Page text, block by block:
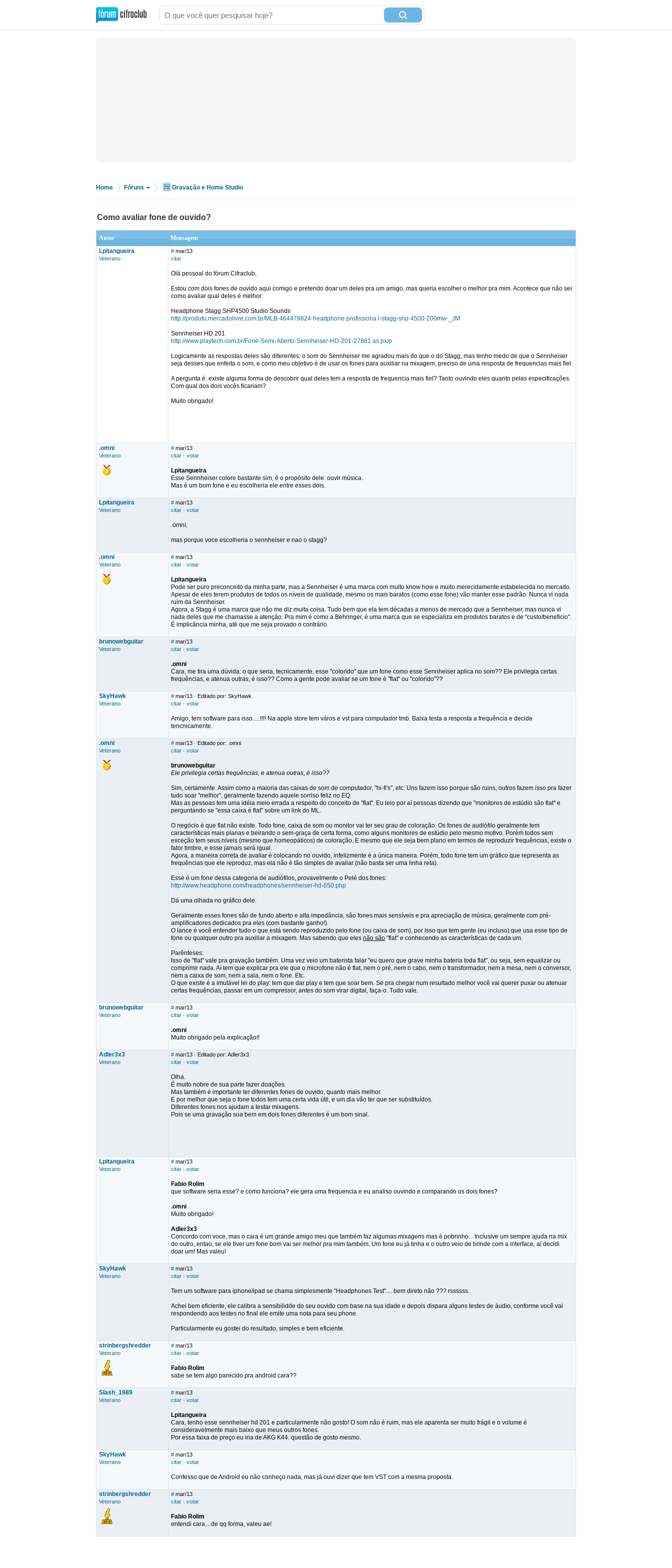
Home Fóruns Gravação e Home Studio
Como avaliar fone de ouvido?
Autor
Mensagem
Lpitangueira
Veterano
# mar/13
citar
Olá pessoal do fórum Cifraclub,
Estou com dois fones de ouvido aqui comigo e pretendo doar um deles pra um amigo, mas queria escolher o melhor pra mim. Acontece que não sei
como avaliar qual deles é melhor:
Headphone Stagg SHP4500 Studio Sounds
http://produto.mercadolivre.com.br/MLB-464478824-headphone-profissiona l-stagg-shp-4500-200mw-_JM
Sennheiser HD 201
http://www.playtech.com.br/Fone-Semi-Aberto-Sennheiser-HD-201-27861.as px/p
Logicamente as respostas deles são diferentes: o som do Sennheiser me agradou mais do que o do Stagg, mas tenho medo de que o Sennheiser
seja desses que enfeita o som, e como meu objetivo é de usar os fones para auxiliar na mixagem, preciso de uma resposta de frequencias mais fiel.
A pergunta é: existe alguma forma de descobrir qual deles tem a resposta de frequencia mais fiel? Tanto ouvindo eles quanto pelas especificações.
Com qual dos dois vocês ficariam?
Muito obrigado!
.omni
Veterano
# mar/13
citar · votar
Lpitangueira
Esse Sennheiser colore bastante sim, é o propósito dele: ouvir música.
Mas é um bom fone e eu escolheria ele entre esses dois.
Lpitangueira
Veterano
# mar/13
citar · votar
.omni,
mas porque voce escolheria o sennheiser e nao o stagg?
.omni
Veterano
# mar/13
citar · votar
Lpitangueira
Pode ser puro preconceito da minha parte, mas a Sennheiser é uma marca com muito know how e muito merecidamente estabelecida no mercado.
Apesar de eles terem produtos de todos os níveis de qualidade, mesmo os mais baratos (como esse fone) vão manter esse padrão. Nunca vi nada
ruim da Sennheiser.
Agora, a Stagg é uma marca que não me diz muita coisa. Tudo bem que ela tem décadas a menos de mercado que a Sennheiser, mas nunca vi
nada deles que me chamasse a atenção. Pra mim é como a Behringer, é uma marca que se especializa em produtos baratos e de "custo/beneficio".
É implicância minha, até que me seja provado o contrário.
brunowebguitar
Veterano
# mar/13
citar · votar
.omni
Cara, me tira uma dúvida: o que seria, tecnicamente, esse "colorido" que um fone como esse Sennheiser aplica no som?? Ele privilegia certas
frequências, e atenua outras, é isso?? Como a gente pode avaliar se um fone é "flat" ou "colorido"??
SkyHawk
Veterano
# mar/13 · Editado por: SkyHawk
citar · votar
Amigo, tem software para isso.....!!!! Na apple store tem város e vst para computador tmb. Baixa testa a resposta a frequência e decide
tencnicamente.
.omni
Veterano
# mar/13 · Editado por: .omni
citar · votar
brunowebguitar
Ele privilegia certas frequências, e atenua outras, é isso??
Sim, certamente. Assim como a maioria das caixas de som de computador, "hi-fi's", etc. Uns fazem isso porque são ruins, outros fazem isso pra fazer
tudo soar "melhor", geralmente fazendo aquele sorriso feliz no EQ.
Mas as pessoas tem uma idéia meio errada a respeito do conceito de "flat". Eu leio por aí pessoas dizendo que "monitores de estúdio são flat" e
perguntando se "essa caixa é flat" sobre um link do ML.
O negócio é que flat não existe. Todo fone, caixa de som ou monitor vai ter seu grau de coloração. Os fones de audiófilo geralmente tem
características mais planas e beirando o sem-graça de certa forma, como alguns monitores de estúdio pelo mesmo motivo. Porém todos sem
exceção tem seus níveis (mesmo que homeopáticos) de coloração. E mesmo que ele seja bem plano em termos de reproduzir frequências, existe o
fator timbre, e esse jamais será igual.
Agora, a maneira correta de avaliar é colocando no ouvido, infelizmente é a única maneira. Porém, todo fone tem um gráfico que representa as
frequências que ele reproduz, mas ela não é tão simples de avaliar (não basta ser uma linha reta).
Esse é um fone dessa categoria de audiófilos, provavelmente o Pelé dos fones:
http://www.headphone.com/headphones/sennheiser-hd-650.php
Dá uma olhada no gráfico dele.
Geralmente esses fones são de fundo aberto e alta impedância, são fones mais sensíveis e pra apreciação de música, geralmente com pré-
amplificadores dedicados pra eles (com bastante ganho!).
O lance é você entender tudo o que está sendo reproduzido pelo fone (ou caixa de som), por isso que tem gente (eu incluso) que usa esse tipo de
fone ou qualquer outro pra auxiliar a mixagem. Mas sabendo que eles não são "flat" e conhecendo as características de cada um.
Parênteses:
Isso de "flat" vale pra gravação também. Uma vez veio um baterista falar "eu quero que grave minha bateria toda flat", ou seja, sem equalizar ou
comprimir nada. Aí tem que explicar pra ele que o microfone não é flat, nem o pré, nem o cabo, nem o transformador, nem a mesa, nem o conversor,
nem a caixa de som, nem a sala, nem o fone. Etc.
O que existe é a imutável lei do play: tem que dar play e tem que soar bem. Se pra chegar num resultado melhor você vai querer puxar ou atenuar
certas frequências, passar em um compressor, antes do som virar digital, faça-o. Tudo vale.
brunowebguitar
Veterano
# mar/13
citar · votar
.omni
Muito obrigado pela explicação!!
Adler3x3
Veterano
# mar/13 · Editado por: Adler3x3
citar · votar
Olha.
É muito nobre de sua parte fazer doações.
Mas também é importante ter diferentes fones de ouvido, quanto mais melhor.
E por melhor que seja o fone todos tem uma certa vida útil, e um dia vão ter que ser substituídos.
Diferentes fones nos ajudam a testar mixagens.
Pois se uma gravação soa bem em dois fones diferentes é um bom sinal.
Lpitangueira
Veterano
# mar/13
citar · votar
Fabio Rolim
que software seria esse? e como funciona? ele gera uma frequencia e eu analiso ouvindo e comparando os dois fones?
.omni
Muito obrigado!
Adler3x3
Concordo com voce, mas o cara é um grande amigo meu que também faz algumas mixagens mas é pobrinho... Inclusive um sempre ajuda na mix
do outro, entao, se ele tiver um fone bom vai ser melhor pra mim também. Um fone eu já tinha e o outro veio de brinde com a interface, aí decidi
doar um! Mas valeu!
SkyHawk
Veterano
# mar/13
citar · votar
Tem um software para iphone/ipad se chama simplesmente "Headphones Test".... bem direto não ??? rssssss.
Achei bem eficiente, ele calibra a sensibilidde do seu ouvido com base na sua idade e depois dispara alguns testes de áudio, conforme você vai
respondendo aos testes no final ele emite uma nota para seu phone.
Particularmente eu gostei do resultado, simples e bem eficiente.
strinbergshredder
Veterano
# mar/13
citar · votar
Fabio Rolim
sabe se tem algo parecido pra android cara??
Slash_1989
Veterano
# mar/13
citar · votar
Lpitangueira
Cara, tenho esse sennheiser hd 201 e particularmente não gosto! O som não é ruim, mas ele aparenta ser muito frágil e o volume é
consideravelmente mais baixo que meus outros fones.
Por essa faixa de preço eu iria de AKG K44. questão de gosto mesmo.
SkyHawk
Veterano
# mar/13
citar · votar
Confesso que de Android eu não conheço nada, mas já ouvi dizer que tem VST com a mesma proposta.
strinbergshredder
Veterano
# mar/13
citar · votar
Fabio Rolim
entendi cara... de qq forma, valeu ae!